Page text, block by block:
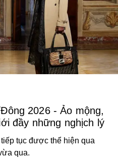
2026 - Ảo mộng,
đầy những nghịch lý
tục được thể hiện qua
qua.